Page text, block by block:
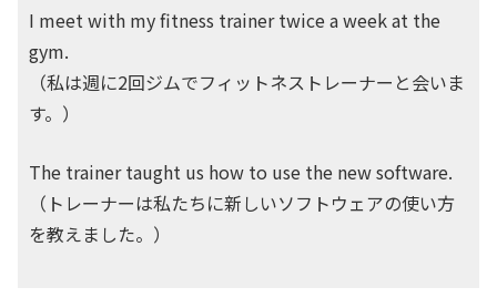
I meet with my fitness trainer twice a week at the
gym.
（私は週に2回ジムでフィットネストレーナーと会いま
す。）
The trainer taught us how to use the new software.
（トレーナーは私たちに新しいソフトウェアの使い方
を教えました。）